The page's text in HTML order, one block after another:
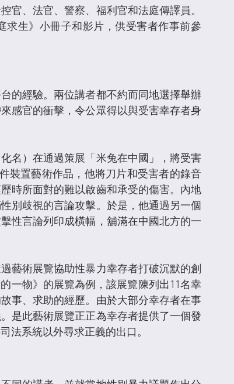
官、法官、警察、福利官和法庭傳譯員。
生》小冊子和影片，供受害者作事前參
的經驗。兩位講者都不約而同地選擇舉辦
感官的衝擊，令公眾得以與受害幸存者身
名）在通過策展「米兔在中國」，將受害
裝置藝術作品，他將刀片和受害者的錄音
時所面對的難以啟齒和承受的傷害。內地
別歧視的言論攻擊。於是，他通過另一個
性言論列印成橫幅，舖滿在中國北方的一
藝術展覽協助性暴力幸存者打破沉默的創
一物》的展覽為例，該展覽陳列出11名幸
事、求助的經歷。由於大部分幸存者在事
是此藝術展覽正正為幸存者提供了一個發
法系統以外尋求正義的出口。